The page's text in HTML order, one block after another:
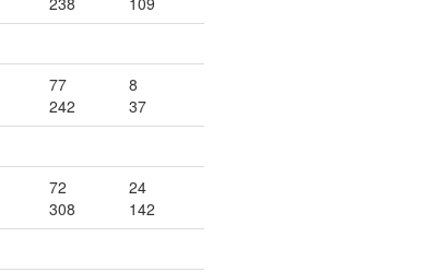
77
242
8
37
72
308
24
142